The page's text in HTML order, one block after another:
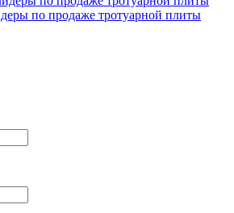
по продаже тротуарной плиты